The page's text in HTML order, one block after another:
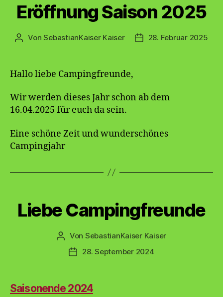
Eröffnung Saison 2025
Beitragsautor
VonSebastianKaiser Kaiser 28. Februar 2025
Hallo liebe Campingfreunde,
Wir werden dieses Jahr schon ab dem
16.04.2025 für euch da sein.
Eine schöne Zeit und wunderschönes
Campingjahr
Liebe Campingfreunde
Beitragsautor
Von SebastianKaiser Kaiser
Veröffentlichungsdatum
28. September 2024
Saisonende 2024